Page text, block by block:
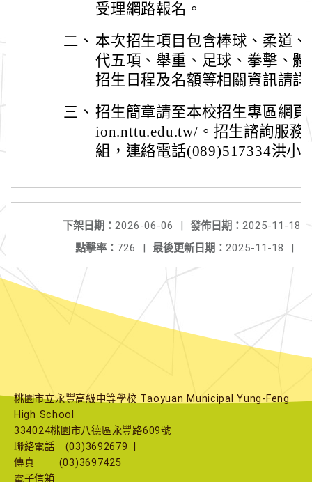
受理網路報名。
二、 本次招生項目包含棒球、柔道
代五項、舉重、足球、拳擊、
招生日程及名額等相關資訊請
三、 招生簡章請至本校招生專區網
ion.nttu.edu.tw/。招生諮詢服務
組，連絡電話(089)517334洪小
發佈日期： 2025-11-18
下架日期： 2026-06-06
|
最後更新日期： 2025-11-18 |
點擊率： 726 |
桃園市立永豐高級中等學校 Taoyuan Municipal Yung-Feng
High School
334024桃園市八德區永豐路609號
聯絡電話
(03)3692679
傳真
(03)3697425
電子信箱